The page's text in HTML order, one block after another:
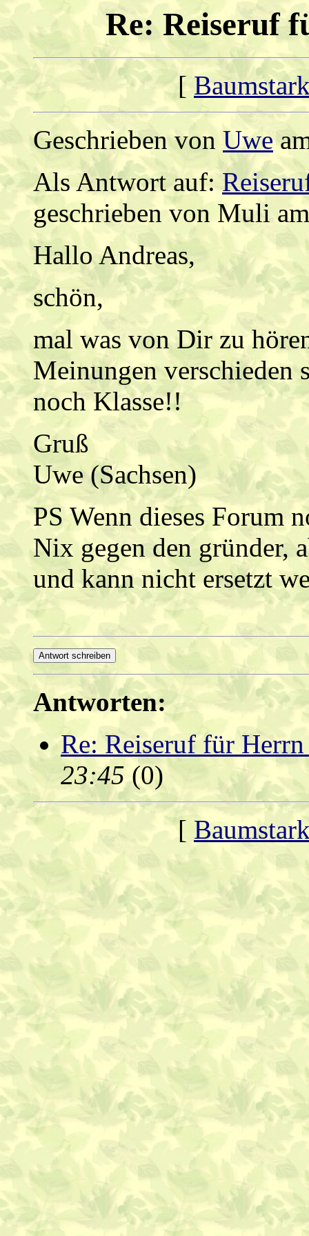
Re: Reiseruf
[
Geschrieben von Uwe
Als Antwort auf:
geschrieben von Muli
Hallo Andreas,
schön,
mal was von Dir zu
Meinungen verschieden
noch Klasse!!
Gruß
Uwe (Sachsen)
PS Wenn dieses Forum
Nix gegen den gründer,
und kann nicht ersetzt
Antworten:
Re: Reiseruf für Herrn
23:45(0)
[